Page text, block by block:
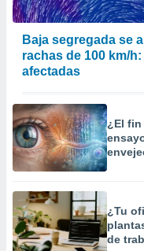
Baja segregada se
rachas de 100 km/
afectadas
¿El fin
¿Tu
de